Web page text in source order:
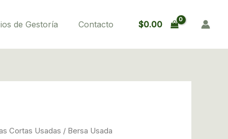
de Gestoría Contacto $0.00
Cortas Usadas / Bersa Usada